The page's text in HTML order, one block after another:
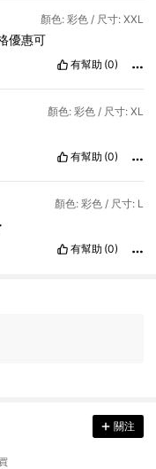
顏色: 彩色 / 尺寸: XXL
優惠可
有幫助 (0)
顏色: 彩色 / 尺寸: XL
有幫助 (0)
顏色: 彩色 / 尺寸: L
有幫助 (0)
關注